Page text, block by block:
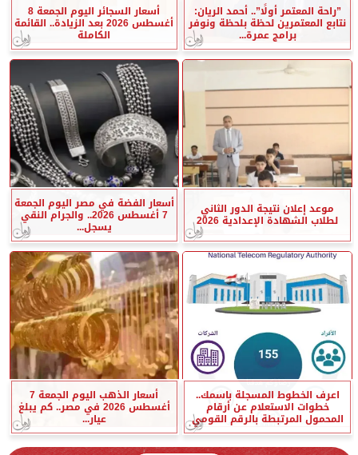
”راحة المعتمر أولًا”.. أحمد الريان:
نتابع المعتمرين لحظة بلحظة ونوفر
برامج عمرة...
أسعار السجائر اليوم الجمعة 8
أغسطس 2026 بعد الزيادة.. القائمة
الكاملة
موعد إعلان نتيجة الدور الثاني
لطلاب الشهادة الإعدادية 2026
أسعار الفضة في مصر اليوم الجمعة
7 أغسطس 2026.. والجرام النقي
يسجل...
اعرف الخطوط المسجلة باسمك..
خطوات الاستعلام عن أرقام
المحمول المرتبطة بالرقم القومي
أسعار الذهب اليوم الجمعة 7
أغسطس 2026 في مصر.. كم يبلغ
عيار...